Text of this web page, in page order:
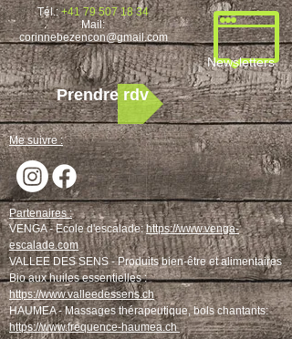
Tél.:+41 79 507 18 34
Mail:
corinnebezencon@gmail.com
Newsletters
Prendre rdv
Me suivre :
Partenaires :
VENGA - Ecole d'escalade:https://www.venga-
escalade.com
VALLEE DES SENS -Produits bien-être et alimentaires
Bio aux huiles essentielles :
https://www.valleedessens.ch
HAUMEA - Massages thérapeutique, bols chantants:
https://www.frequence-haumea.ch